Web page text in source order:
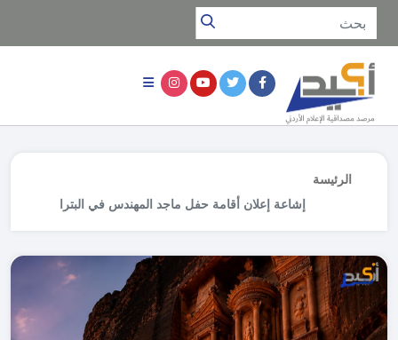
الرئيسة
إشاعة إعلان أقامة حفل ماجد المهندس في البترا